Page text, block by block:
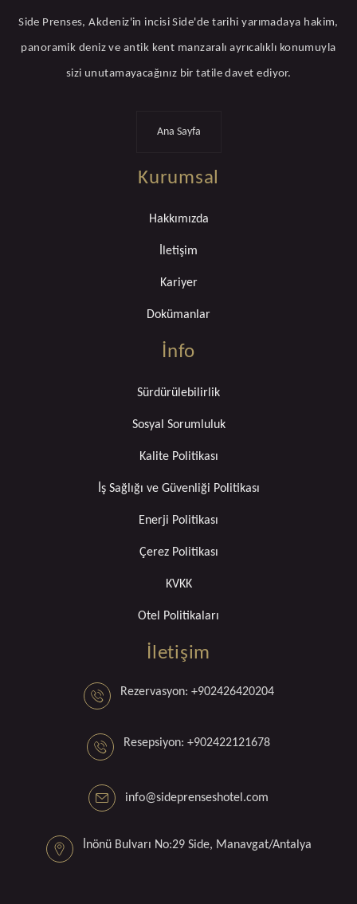
Side Prenses, Akdeniz'in incisi Side'de tarihi yarımadaya hakim,
panoramik deniz ve antik kent manzaralı ayrıcalıklı konumuyla
sizi unutamayacağınız bir tatile davet ediyor.
Ana Sayfa
Kurumsal
Hakkımızda
İletişim
Kariyer
Dokümanlar
İnfo
Sürdürülebilirlik
Sosyal Sorumluluk
Kalite Politikası
İş Sağlığı ve Güvenliği Politikası
Enerji Politikası
Çerez Politikası
KVKK
Otel Politikaları
İletişim
Rezervasyon: +902426420204
Resepsiyon: +902422121678
info@sideprenseshotel.com
İnönü Bulvarı No:29 Side, Manavgat/Antalya